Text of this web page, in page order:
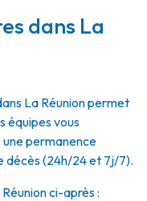
dans La
La Réunion permet
équipes vous
permanence
décès (24h/24 et 7j/7).
ci-après :